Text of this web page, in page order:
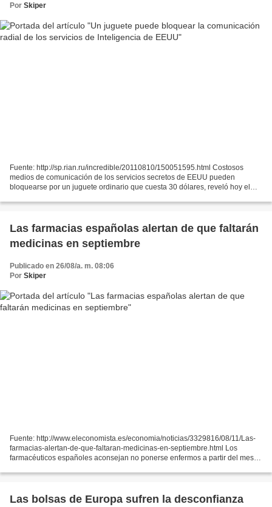
Por Skiper
Fuente: http://sp.rian.ru/incredible/20110810/150051595.html Costosos
medios de comunicación de los servicios secretos de EEUU pueden
bloquearse por un juguete ordinario que cuesta 30 dólares, reveló hoy el
Las farmacias españolas alertan de que faltarán
medicinas en septiembre
Publicado en 26/08/a. m. 08:06
Por Skiper
Fuente: http://www.eleconomista.es/economia/noticias/3329816/08/11/Las-
farmacias-alertan-de-que-faltaran-medicinas-en-septiembre.html Los
farmacéuticos españoles aconsejan no ponerse enfermos a partir del mes
Las bolsas de Europa sufren la desconfianza